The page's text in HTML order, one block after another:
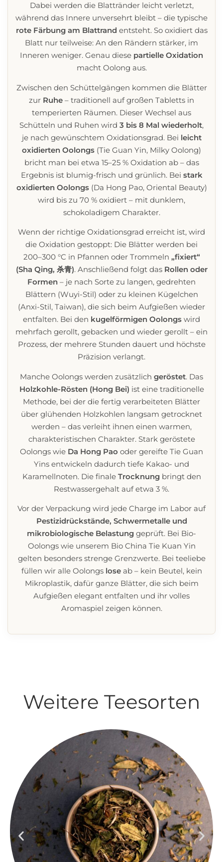
Dabei werden die Blattränder leicht verletzt,
während das Innere unversehrt bleibt – die typische
rote Färbung am Blattrand entsteht. So oxidiert das
Blatt nur teilweise: An den Rändern stärker, im
Inneren weniger. Genau diese partielle Oxidation
macht Oolong aus.
Zwischen den Schüttelgängen kommen die Blätter
zur Ruhe – traditionell auf großen Tabletts in
temperierten Räumen. Dieser Wechsel aus
Schütteln und Ruhen wird 3 bis 8 Mal wiederholt,
je nach gewünschtem Oxidationsgrad. Bei leicht
oxidierten Oolongs (Tie Guan Yin, Milky Oolong)
bricht man bei etwa 15–25 % Oxidation ab – das
Ergebnis ist blumig-frisch und grünlich. Bei stark
oxidierten Oolongs(Da Hong Pao, Oriental Beauty)
wird bis zu 70 % oxidiert – mit dunklem,
schokoladigem Charakter.
Wenn der richtige Oxidationsgrad erreicht ist, wird
die Oxidation gestoppt: Die Blätter werden bei
200–300 °C in Pfannen oder Trommeln „fixiert“
(Sha Qing, 杀青). Anschließend folgt das Rollen oder
Formen – je nach Sorte zu langen, gedrehten
Blättern (Wuyi-Stil) oder zu kleinen Kügelchen
(Anxi-Stil, Taiwan), die sich beim Aufgießen wieder
entfalten. Bei den kugelförmigen Oolongs wird
mehrfach gerollt, gebacken und wieder gerollt – ein
Prozess, der mehrere Stunden dauert und höchste
Präzision verlangt.
Manche Oolongs werden zusätzlich geröstet. Das
Holzkohle-Rösten (Hong Bei) ist eine traditionelle
Methode, bei der die fertig verarbeiteten Blätter
über glühenden Holzkohlen langsam getrocknet
werden – das verleiht ihnen einen warmen,
charakteristischen Charakter. Stark geröstete
Oolongs wie Da Hong Pao oder gereifte Tie Guan
Yins entwickeln dadurch tiefe Kakao- und
Karamellnoten. Die finale Trocknungbringt den
Restwassergehalt auf etwa 3 %.
Vor der Verpackung wird jede Charge im Labor auf
Pestizidrückstände, Schwermetalle und
mikrobiologische Belastung geprüft. Bei Bio-
Oolongs wie unserem Bio China Tie Kuan Yin
gelten besonders strenge Grenzwerte. Bei teeliebe
füllen wir alle Oolongs loseab – kein Beutel, kein
Mikroplastik, dafür ganze Blätter, die sich beim
Aufgießen elegant entfalten und ihr volles
Aromaspiel zeigen können.
Weitere Teesorten